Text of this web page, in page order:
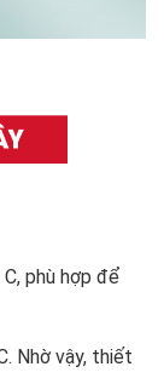
phù hợp để
Nhờ vậy, thiết